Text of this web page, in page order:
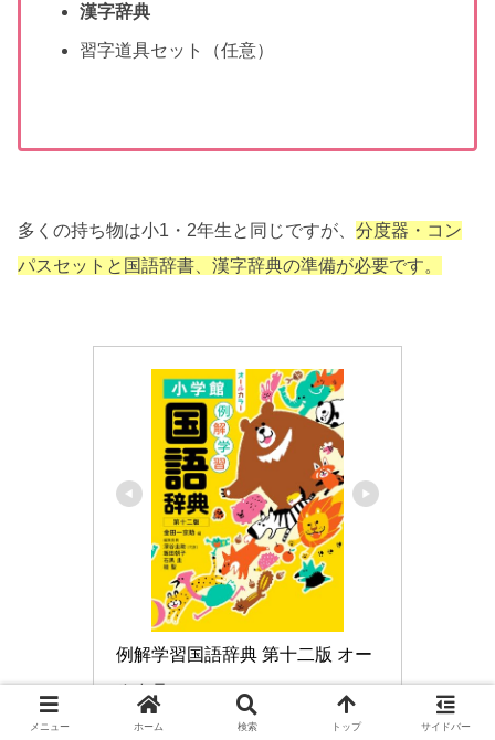
漢字辞典
習字道具セット（任意）
多くの持ち物は小1・2年生と同じですが、 分度器・コン
パスセットと国語辞書、漢字辞典の準備が必要です。
例解学習国語辞典 第十二版 オー
ルカラー
メニュー ホーム 検索 トップ サイドバー